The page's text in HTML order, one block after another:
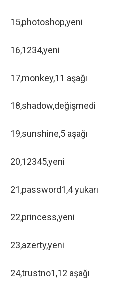
15,photoshop,yeni
16,1234,yeni
17,monkey,11 aşağı
18,shadow,değişmedi
19,sunshine,5 aşağı
20,12345,yeni
21,password1,4 yukarı
22,princess,yeni
23,azerty,yeni
24,trustno1,12 aşağı